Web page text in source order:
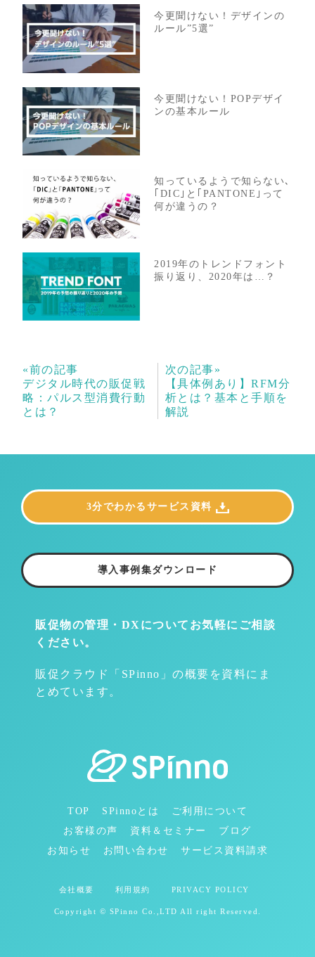
今更聞けない！デザインの
ルール”5選”
今更聞けない！POPデザイ
ンの基本ルール
知っているようで知らない､
｢DIC｣と｢PANTONE｣って
何が違うの？
2019年のトレンドフォント
振り返り、2020年は…？
«前の記事
デジタル時代の販促戦
略：パルス型消費行動
とは？
次の記事»
【具体例あり】RFM分
析とは？基本と手順を
解説
販促物の管理・DXについて お気軽にご相談
ください。
販促クラウド「SPinno」の概要を資料にま
とめています。
3分でわかるサービス資料
導入事例集ダウンロード
TOP SPinnoとは
ご利用について
お客様の声
資料＆セミナー
ブログ
お知らせ
お問い合わせ サービス資料請求
会社概要 利用規約 PRIVACY POLICY
Copyright © SPinno Co.,LTD All right Reserved.